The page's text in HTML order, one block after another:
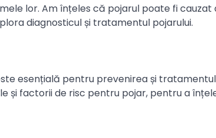
lor. Am înțeles că pojarul poate fi
diagnosticul și tratamentul pojarului.
esențială pentru prevenirea și
și factorii de risc pentru pojar, pentru a